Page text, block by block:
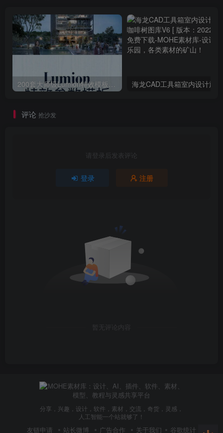
评论 抢沙发
请登录后发表评论
登录 注册
暂无评论内容
分享，兴趣，设计，软件，素材，交流，奇货，灵感，
人工智能一个站就够了！
友链申请 站长微博 广告合作 关于我们 谷歌统计